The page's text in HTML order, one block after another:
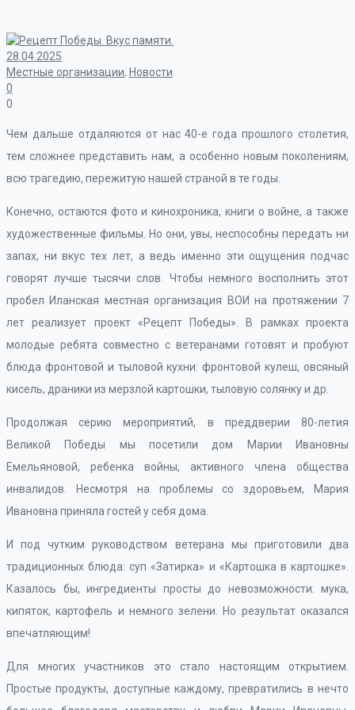
28.04.2025
Местные организации, Новости
0
0
Чем дальше отдаляются от нас 40-е года прошлого столетия,
тем сложнее представить нам, а особенно новым поколениям,
всю трагедию, пережитую нашей страной в те годы.
Конечно, остаются фото и кинохроника, книги о войне, а также
художественные фильмы. Но они, увы, неспособны передать ни
запах, ни вкус тех лет, а ведь именно эти ощущения подчас
говорят лучше тысячи слов. Чтобы немного восполнить этот
пробел Иланская местная организация ВОИ на протяжении 7
лет реализует проект «Рецепт Победы». В рамках проекта
молодые ребята совместно с ветеранами готовят и пробуют
блюда фронтовой и тыловой кухни: фронтовой кулеш, овсяный
кисель, драники из мерзлой картошки, тыловую солянку и др.
Продолжая серию мероприятий, в преддверии 80-летия
Великой Победы мы посетили дом Марии Ивановны
Емельяновой, ребенка войны, активного члена общества
инвалидов. Несмотря на проблемы со здоровьем, Мария
Ивановна приняла гостей у себя дома.
И под чутким руководством ветерана мы приготовили два
традиционных блюда: суп «Затирка» и «Картошка в картошке».
Казалось бы, ингредиенты просты до невозможности: мука,
кипяток, картофель и немного зелени. Но результат оказался
впечатляющим!
Для многих участников это стало настоящим открытием.
Простые продукты, доступные каждому, превратились в нечто